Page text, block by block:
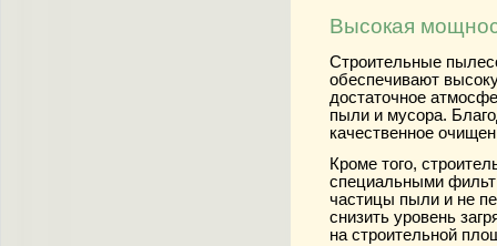
Высокая
Строительные
обеспечивают
достаточное
пыли и мусора.
качественное
Кроме того,
специальными
частицы пыли и не
снизить уровень
на строительной